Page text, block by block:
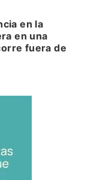
en la
en una
fuera de